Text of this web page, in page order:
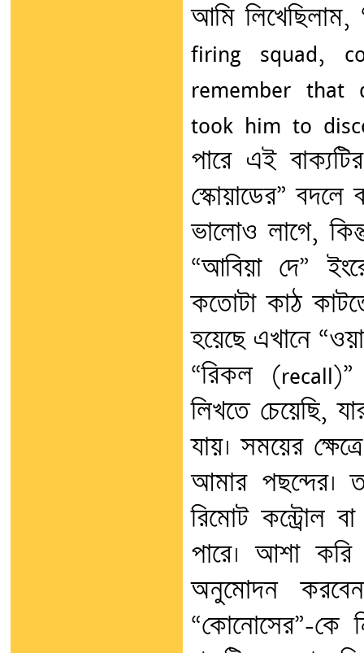
আমি
firing squad,
remember that
took him to
পারে এই
স্কোয়াডের” বদলে
ভালোও লাগে,
“আবিয়া দে”
কতোটা কাঠ
হয়েছে এখানে
“রিকল (recall)”
লিখতে চেয়েছি,
যায়। সময়ের
আমার পছন্দের।
রিমোট কন্ট্রোল
পারে। আশা
অনুমোদন
“কোনোসের”-কে